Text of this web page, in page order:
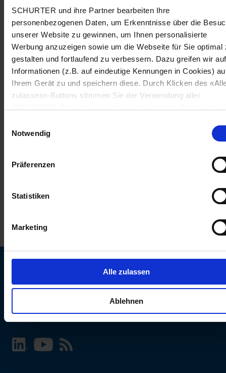
SCHURTER und ihre Partner bearbeiten Ihre
personenbezogenen Daten, um Erkenntnisse über die
unserer Website zu gewinnen, um Ihnen personalisierte
Werbung anzuzeigen sowie um die Webseite für Sie optimal
gestalten und fortlaufend zu verbessern. Dazu greifen wir auf
Informationen (z.B. auf eindeutige Kennungen in Cookies)
Ihrem Gerät zu und speichern diese. Durch Klicken des
zulassen»-Buttons stimmen Sie der Verwendung aller
«Cookie-Einstellungen verwalten» am Seitenende klicken.
Einstellungen werden unseren Partnern gemeldet und haben
keinen Einfluss auf die Browserdaten. Weitere Informationen
erhalten Sie in unserer
Notwendig
Präferenzen
Statistiken
Marketing
Alle zulassen
Ablehnen
SCHURTER Webseite und Sprache wählen
INTERNATIONAL - Deutsch